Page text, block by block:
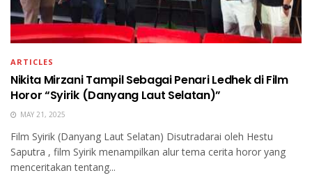
ARTICLES
Nikita Mirzani Tampil Sebagai Penari Ledhek di Film
Horor “Syirik (Danyang Laut Selatan)”
MAY 21, 2025
Film Syirik (Danyang Laut Selatan) Disutradarai oleh Hestu
Saputra , film Syirik menampilkan alur tema cerita horor yang
menceritakan tentang...